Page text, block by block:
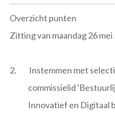
Overzicht punten
Zitting van maandag 26 mei
2.
Instemmen met
commissielid
Innovatief en Digitaal